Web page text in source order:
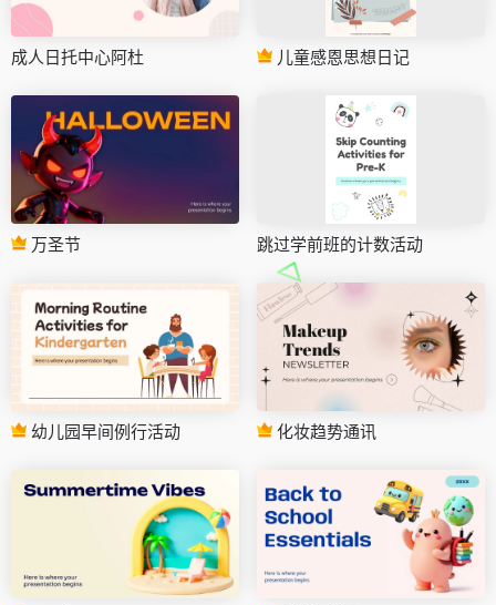
成人日托中心阿杜 儿童感恩思想日记
万圣节 跳过学前班的计数活动
幼儿园早间例行活动 化妆趋势通讯